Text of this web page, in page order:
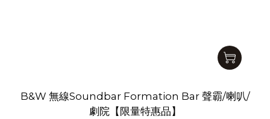
B&W 無線Soundbar Formation Bar 聲霸/喇叭/
劇院【限量特惠品】